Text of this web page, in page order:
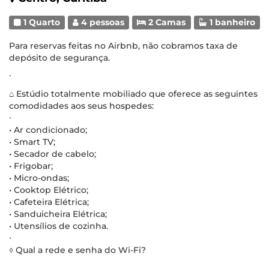
1 Quarto 4 pessoas 2 Camas 1 banheiro
Para reservas feitas no Airbnb, não cobramos taxa de
depósito de segurança.
∙
⌂ Estúdio totalmente mobiliado que oferece as seguintes
comodidades aos seus hospedes:
∙
• Ar condicionado;
• Smart TV;
• Secador de cabelo;
• Frigobar;
• Micro-ondas;
• Cooktop Elétrico;
• Cafeteira Elétrica;
• Sanduicheira Elétrica;
• Utensílios de cozinha.
∙
◊ Qual a rede e senha do Wi-Fi?